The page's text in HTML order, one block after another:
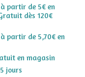
partir de 5€ en
dès 120€
partir de 5,70€ en
en magasin
jours